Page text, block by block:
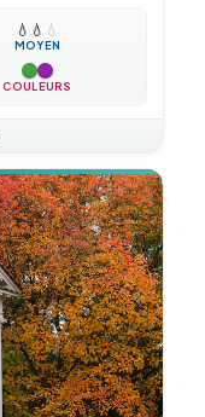
💧 💧 💧
MOYEN
COULEURS